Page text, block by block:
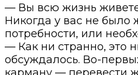
— Вы всю жизнь живете
Никогда у вас не было
потребности, или
— Как ни странно, это
обсуждалось. Во-